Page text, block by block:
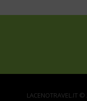
LACENOTRAVEL.IT